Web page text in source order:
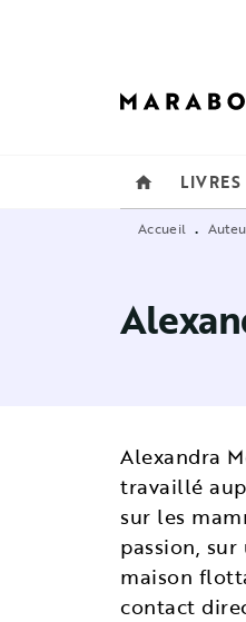
home LIVRES
Accueil •
Alexandra
travaillé
sur les
passion,
maison
contact